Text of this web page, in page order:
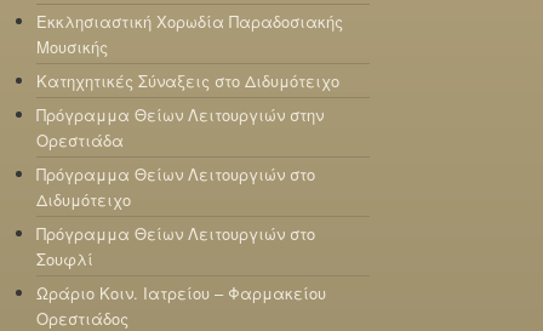
Εκκλησιαστική Χορωδία Παραδοσιακής
Μουσικής
Κατηχητικές Σύναξεις στο Διδυμότειχο
Πρόγραμμα Θείων Λειτουργιών στην
Ορεστιάδα
Πρόγραμμα Θείων Λειτουργιών στο
Διδυμότειχο
Πρόγραμμα Θείων Λειτουργιών στο
Σουφλί
Ωράριο Κοιν. Ιατρείου – Φαρμακείου
Ορεστιάδος